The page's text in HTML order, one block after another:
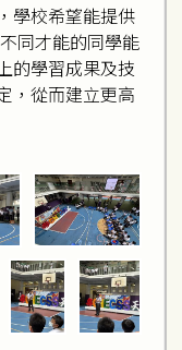
學校希望能提供
同才能的同學能
的學習成果及技
，從而建立更高